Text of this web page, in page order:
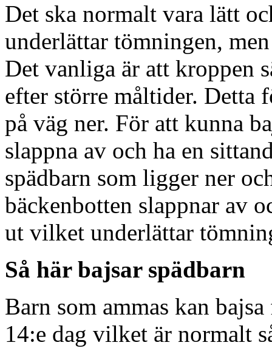
Det ska normalt vara lätt
underlättar tömningen,
Det vanliga är att kroppen
efter större måltider. Detta
på väg ner. För att kunna
slappna av och ha en
spädbarn som ligger ner
bäckenbotten slappnar av
ut vilket underlättar
Så här bajsar spädbarn
Barn som ammas kan
14:e dag vilket är normalt